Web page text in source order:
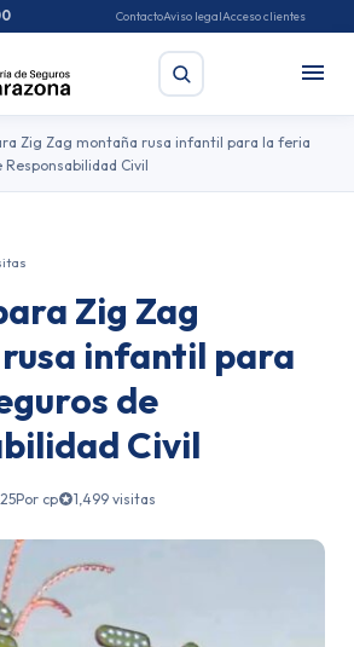
ContactoAviso legalAcceso clientes
Feriantes Fallas
Zig Zag montaña rusa infantil para la feria
Responsabilidad Civil
Zig Zag
infantil para
de
Civil
Por cp 1,499 visitas